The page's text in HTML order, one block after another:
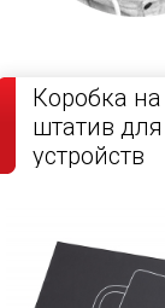
Коробка
штатив
устройств